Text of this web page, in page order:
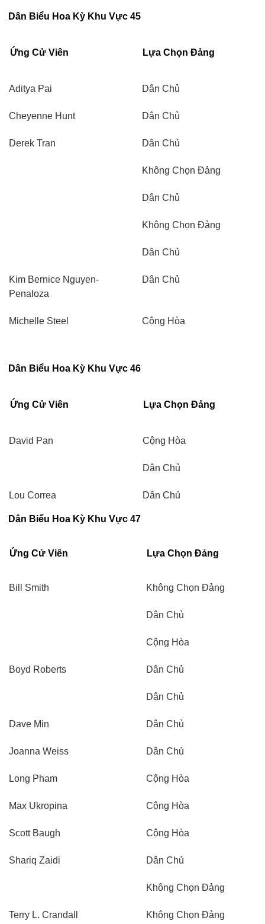
Dân Biểu Hoa Kỳ Khu Vực 45
Ứng Cử Viên Lựa Chọn Đảng
Aditya Pai Dân Chủ
Cheyenne Hunt Dân Chủ
Derek Tran Dân Chủ
Không Chọn Đảng
Dân Chủ
Không Chọn Đảng
Dân Chủ
Kim Bernice Nguyen-
Penaloza
Dân Chủ
Michelle Steel Cộng Hòa
Dân Biểu Hoa Kỳ Khu Vực 46
Ứng Cử Viên Lựa Chọn Đảng
David Pan Cộng Hòa
Dân Chủ
Lou Correa Dân Chủ
Dân Biểu Hoa Kỳ Khu Vực 47
Ứng Cử Viên Lựa Chọn Đảng
Bill Smith Không Chọn Đảng
Dân Chủ
Cộng Hòa
Boyd Roberts Dân Chủ
Dân Chủ
Dave Min Dân Chủ
Joanna Weiss Dân Chủ
Long Pham Cộng Hòa
Max Ukropina Cộng Hòa
Scott Baugh Cộng Hòa
Shariq Zaidi Dân Chủ
Không Chọn Đảng
Terry L. Crandall Không Chọn Đảng